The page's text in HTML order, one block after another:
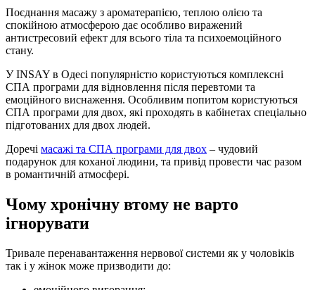
Поєднання масажу з ароматерапією, теплою олією та
спокійною атмосферою дає особливо виражений
антистресовий ефект для всього тіла та психоемоційного
стану.
У INSAY в Одесі популярністю користуються комплексні
СПА програми для відновлення після перевтоми та
емоційного виснаження. Особливим попитом користуються
СПА програми для двох, які проходять в кабінетах спеціально
підготованих для двох людей.
Доречі масажі та СПА програми для двох – чудовий
подарунок для коханої людини, та привід провести час разом
в романтичній атмосфері.
Чому хронічну втому не варто
ігнорувати
Тривале перенавантаження нервової системи як у чоловіків
так і у жінок може призводити до: